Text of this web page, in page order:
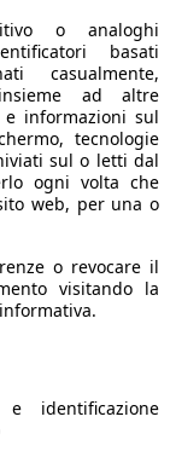
o analoghi
basati
casualmente,
ad altre
informazioni sul
tecnologie
sul o letti dal
ogni volta che
web, per una o
o revocare il
visitando la
identificazione